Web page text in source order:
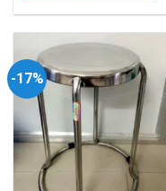
-17%